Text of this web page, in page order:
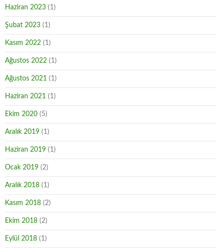
Haziran 2023 (1)
Şubat 2023 (1)
Kasım 2022 (1)
Ağustos 2022 (1)
Ağustos 2021 (1)
Haziran 2021 (1)
Ekim 2020 (5)
Aralık 2019 (1)
Haziran 2019 (1)
Ocak 2019 (2)
Aralık 2018 (1)
Kasım 2018 (2)
Ekim 2018 (2)
Eylül 2018 (1)